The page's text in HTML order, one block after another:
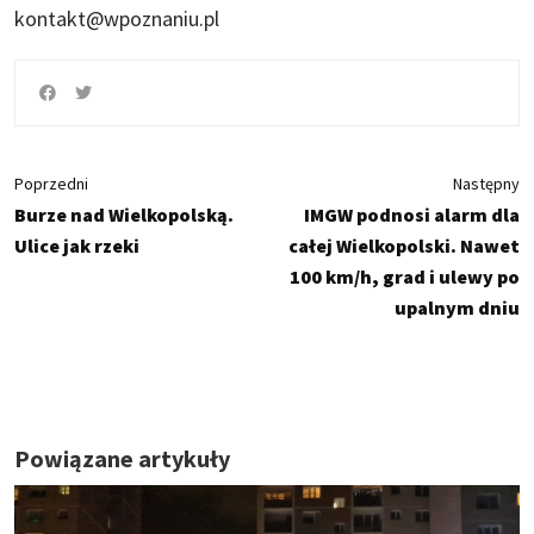
kontakt@wpoznaniu.pl
Poprzedni
Burze nad Wielkopolską.
Ulice jak rzeki
Następny
IMGW podnosi alarm dla
całej Wielkopolski. Nawet
100 km/h, grad i ulewy po
upalnym dniu
Powiązane artykuły